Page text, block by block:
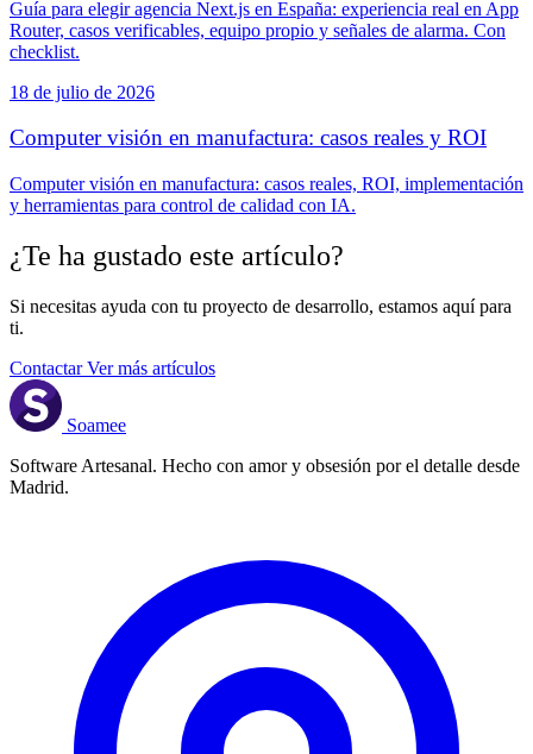
Guía para elegir agencia Next.js en España: experiencia real en App
Router, casos verificables, equipo propio y señales de alarma. Con
checklist.
18 de julio de 2026
Computer visión en manufactura: casos reales y ROI
Computer visión en manufactura: casos reales, ROI, implementación
y herramientas para control de calidad con IA.
¿Te ha gustado este artículo?
Si necesitas ayuda con tu proyecto de desarrollo, estamos aquí para
ti.
ContactarVer más artículos
Soamee
Software Artesanal. Hecho con amor y obsesión por el detalle desde
Madrid.